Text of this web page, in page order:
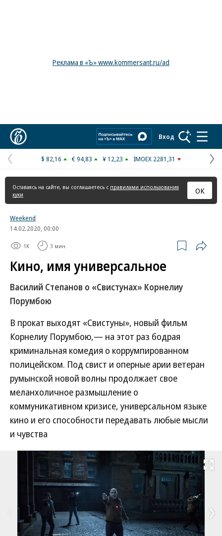
Реклама в «Ъ» www.kommersant.ru/ad
Вход
Предыдущая
страница
$ 82,16 € 94,83 ¥ 12,23 IMOEX 2281,31
Оставаясь на сайте, вы соглашаетесь с правилами использования
куки
ОК
Weekend
14.02.2020, 00:00
1K 3 мин.
Кино, имя универсальное
Василий Степанов о «Свистунах» Корнелиу
Порумбою
В прокат выходят «Свистуны», новый фильм
Корнелиу Порумбою,— на этот раз бодрая
криминальная комедия о коррумпированном
полицейском. Под свист и оперные арии ветеран
румынской новой волны продолжает свое
меланхоличное размышление о
коммуникативном кризисе, универсальном языке
кино и его способности передавать любые мысли
и чувства
Развернуть